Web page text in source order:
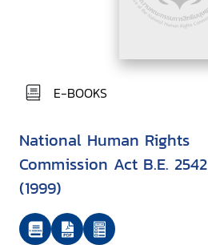
E-BOOKS
National Human Rights
Commission Act B.E. 2542
(1999)